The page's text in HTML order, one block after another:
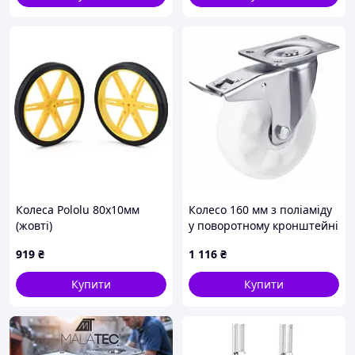
Колеса Pololu 80х10мм
(жовті)
919 ₴
Купити
Колесо 160 мм з поліаміду
у поворотному кронштейні
гальмом (250 кг)
1 116 ₴
Купити